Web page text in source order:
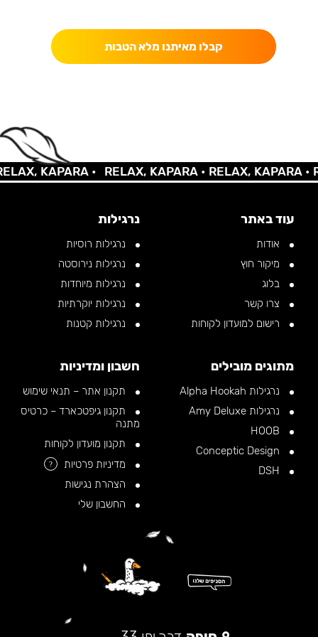
קבלו מאיתנו מלא הטבות
KAPARA • RELAX, KAPARA •RELAX, KAPARA •
עוד באתר
אודות
מיקור חוץ
בלוג
צרו קשר
רישום למועדון לקוחות
נרגילות
נרגילות רוסיות
נרגילות נירוסטה
נרגילות מיוחדות
נרגילות יוקרתיות
נרגילות קטנות
מתוגים מובילים
נרגילות Alpha Hookah
נרגילות Amy Deluxe
חשבון ומדיניות
תקנון אתר – תנאי שימוש
תקנון גיפטכארד – כרטיס
מתנה
תקנון מועדון לקוחות
מדיניות פרטיות
?
הצהרת נגישות
החשבון שלי